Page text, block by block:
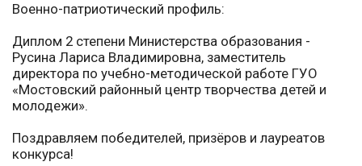
Военно-патриотический профиль:
Диплом 2 степени Министерства образования -
Русина Лариса Владимировна, заместитель
директора по учебно-методической работе ГУО
«Мостовский районный центр творчества детей и
молодежи».
Поздравляем победителей, призёров и лауреатов
конкурса!